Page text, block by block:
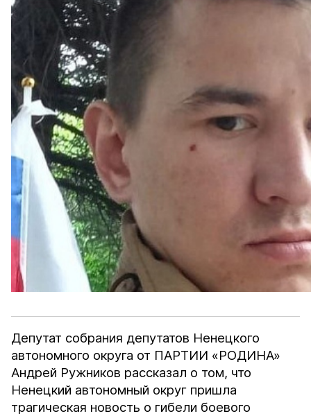
Депутат собрания депутатов Ненецкого
автономного округа от ПАРТИИ «РОДИНА»
Андрей Ружников рассказал о том, что
Ненецкий автономный округ пришла
трагическая новость о гибели боевого